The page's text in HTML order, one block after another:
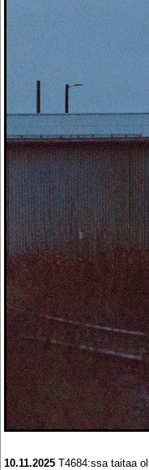
10.11.2025 T4684:ssa taitaa